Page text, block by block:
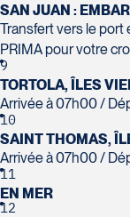
SAN JUAN :
Transfert vers le port
PRIMA pour votre
9
TORTOLA, ÎLES
Arrivée à 07h00 /
10
SAINT THOMAS,
Arrivée à 07h00 /
11
EN MER
12
117 Boulevard Les
Promenades St-
Saint-Bruno-de-
J3V 5K2
Tél :450-441-1220
Voyages
1100 Boulevard de
Québec
G1Y 0A1
Tél :